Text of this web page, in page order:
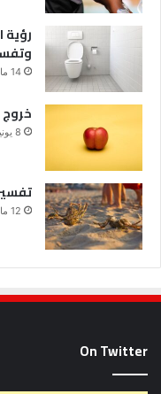
رؤية
14 مايو، 2025
8 يونيو، 2025
12 مايو، 2025
On Twitter